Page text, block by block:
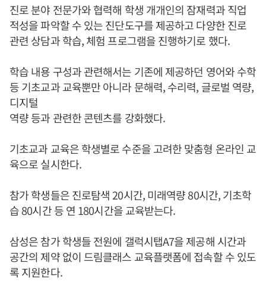
진로 분야 전문가와 협력해 학생 개개인의 잠재력과 직업
적성을 파악할 수 있는 진단도구를 제공하고 다양한 진로
관련 상담과 학습, 체험 프로그램을 진행하기로 했다.
학습 내용 구성과 관련해서는 기존에 제공하던 영어와 수학
등 기초교과 교육뿐만 아니라 문해력, 수리력, 글로벌 역량,
디지털
역량 등과 관련한 콘텐츠를 강화했다.
기초교과 교육은 학생별로 수준을 고려한 맞춤형 온라인 교
육으로 실시한다.
참가 학생들은 진로탐색 20시간, 미래역량 80시간, 기초학
습 80시간 등 연 180시간을 교육받는다.
삼성은 참가 학생들 전원에 갤럭시탭A7을 제공해 시간과
공간의 제약 없이 드림클래스 교육플랫폼에 접속할 수 있도
록 지원한다.